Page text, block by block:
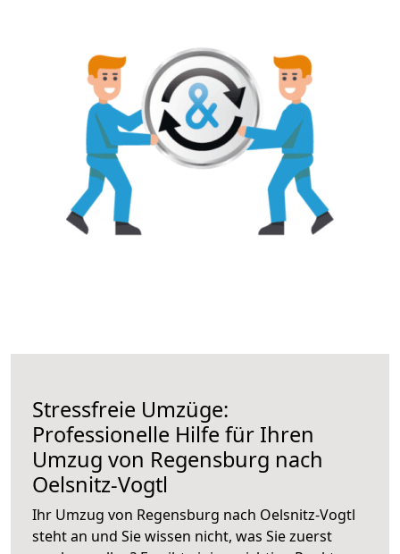
Stressfreie Umzüge:
Professionelle Hilfe für Ihren
Umzug von Regensburg nach
Oelsnitz-Vogtl
Ihr Umzug von Regensburg nach Oelsnitz-Vogtl
steht an und Sie wissen nicht, was Sie zuerst